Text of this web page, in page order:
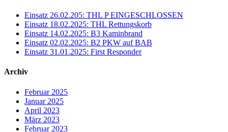
Einsatz 26.02.205: THL P EINGESCHLOSSEN
Einsatz 18.02.2025: THL Rettungskorb
Einsatz 14.02.2025: B3 Kaminbrand
Einsatz 02.02.2025: B2 PKW auf BAB
Einsatz 31.01.2025: First Responder
Archiv
Februar 2025
Januar 2025
April 2023
März 2023
Februar 2023